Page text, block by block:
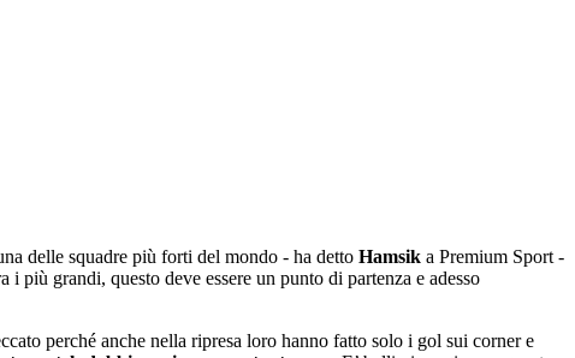
delle squadre più forti del mondo - ha detto Hamsik a Premium Sport -
più grandi, questo deve essere un punto di partenza e adesso
perché anche nella ripresa loro hanno fatto solo i gol sui corner e